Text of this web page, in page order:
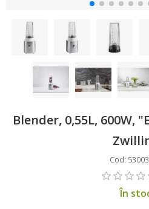
Blender, 0,55L, 600W,
Cod:
În